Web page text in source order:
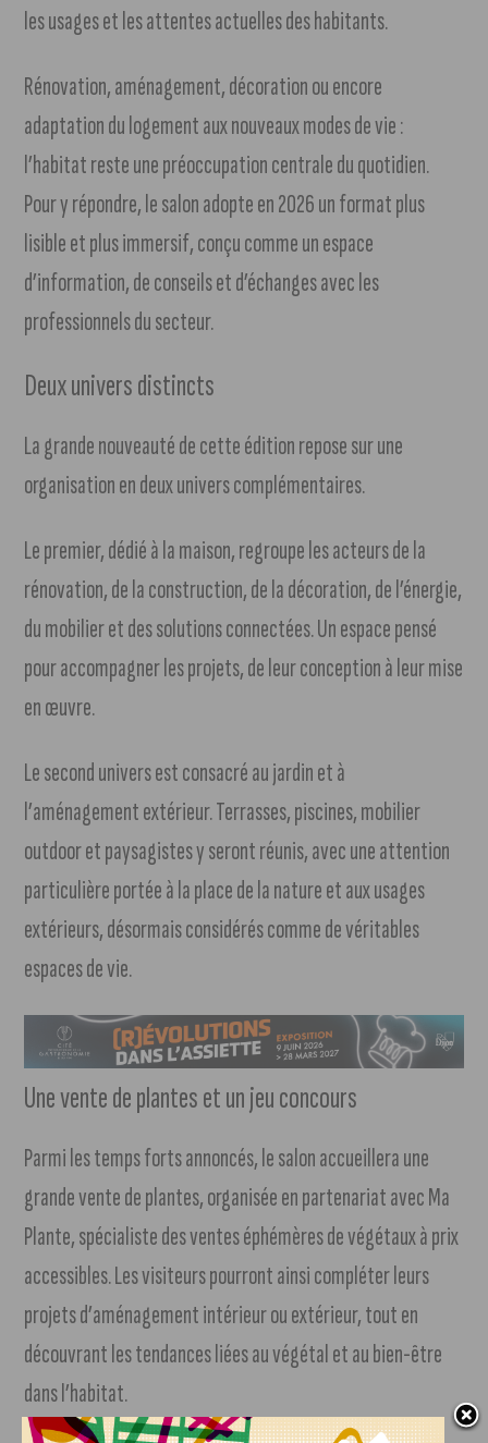
les usages et les attentes actuelles des habitants.
Rénovation, aménagement, décoration ou encore
adaptation du logement aux nouveaux modes de vie :
l’habitat reste une préoccupation centrale du quotidien.
Pour y répondre, le salon adopte en 2026 un format plus
lisible et plus immersif, conçu comme un espace
d’information, de conseils et d’échanges avec les
professionnels du secteur.
Deux univers distincts
La grande nouveauté de cette édition repose sur une
organisation en deux univers complémentaires.
Le premier, dédié à la maison, regroupe les acteurs de la
rénovation, de la construction, de la décoration, de l’énergie,
du mobilier et des solutions connectées. Un espace pensé
pour accompagner les projets, de leur conception à leur mise
en œuvre.
Le second univers est consacré au jardin et à
l’aménagement extérieur. Terrasses, piscines, mobilier
outdoor et paysagistes y seront réunis, avec une attention
particulière portée à la place de la nature et aux usages
extérieurs, désormais considérés comme de véritables
espaces de vie.
Une vente de plantes et un jeu concours
Parmi les temps forts annoncés, le salon accueillera une
grande vente de plantes, organisée en partenariat avec Ma
Plante, spécialiste des ventes éphémères de végétaux à prix
accessibles. Les visiteurs pourront ainsi compléter leurs
projets d’aménagement intérieur ou extérieur, tout en
découvrant les tendances liées au végétal et au bien-être
dans l’habitat.